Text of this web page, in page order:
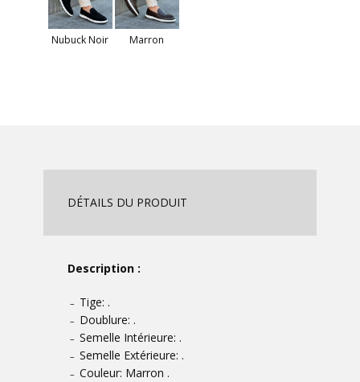
Nubuck Noir Marron
DÉTAILS DU PRODUIT
Description :
– Tige: .
– Doublure: .
– Semelle Intérieure: .
– Semelle Extérieure: .
– Couleur: Marron .